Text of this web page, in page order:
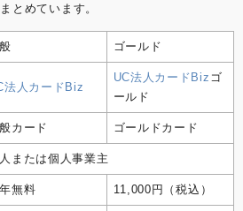
とめています。
ゴールド
法人カードBiz
UC法人カードBiz ゴ
ールド
カード ゴールドカード
または個人事業主
無料 11,000円（税込）